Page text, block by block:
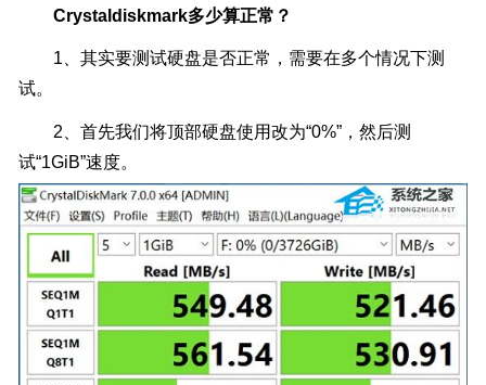
Crystaldiskmark多少算正常？
1、其实要测试硬盘是否正常，需要在多个情况下测
试。
2、首先我们将顶部硬盘使用改为“0%”，然后测
试“1GiB”速度。